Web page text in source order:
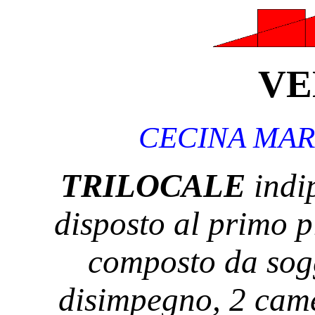
CECINA
TRILOCALE
disposto al primo
composto da
disimpegno, 2